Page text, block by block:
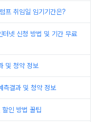
프 취임일 임기기간은?
넷 신청 방법 및 기간 무료
및 청약 정보
측결과 및 청약 정보
할인 방법 꿀팁